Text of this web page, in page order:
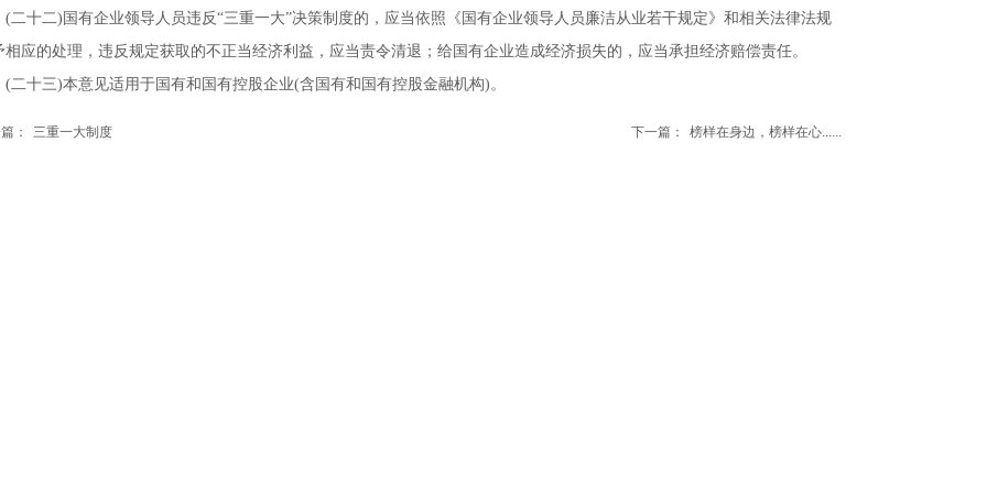
(二十二) 国有企业领导人员违反“三重一大”决策制度的，应当依照《国有企业领导人员廉洁从业若干规定》和相关法律法规
相应的处理，违反规定获取的不正当经济利益，应当责令清退；给国有企业造成经济损失的，应当承担经济赔偿责任。
(二十三)本意见适用于国有和国有控股企业(含国有和国有控股金融机构)。
： 三重一大制度 下一篇： 榜样在身边，榜样在心......